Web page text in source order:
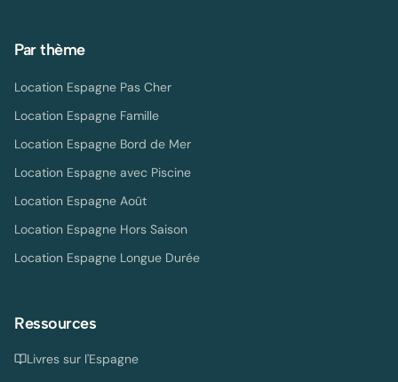
Par thème
Location Espagne Pas Cher
Location Espagne Famille
Location Espagne Bord de Mer
Location Espagne avec Piscine
Location Espagne Août
Location Espagne Hors Saison
Location Espagne Longue Durée
Ressources
Livres sur l'Espagne